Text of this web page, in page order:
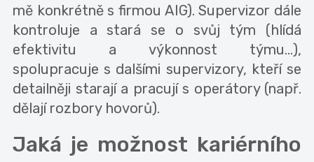
mě konkrétně s firmou AIG). Supervizor dále
kontroluje a stará se o svůj tým (hlídá
efektivitu a výkonnost týmu...),
spolupracuje s dalšími supervizory, kteří se
detailněji starají a pracují s operátory (např.
dělají rozbory hovorů).
Jaká je možnost kariérního